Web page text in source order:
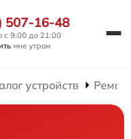
507-16-48
с 9:00 до 21:00
мне утром
устройств